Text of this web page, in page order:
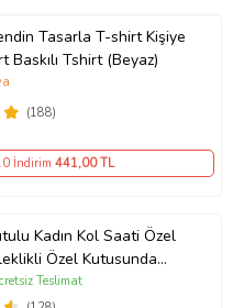
Tasarla T-shirt Kişiye
Baskılı Tshirt (Beyaz)
(188)
İndirim 441,00 TL
Kadın Kol Saati Özel
Özel Kutusunda
Teslimat